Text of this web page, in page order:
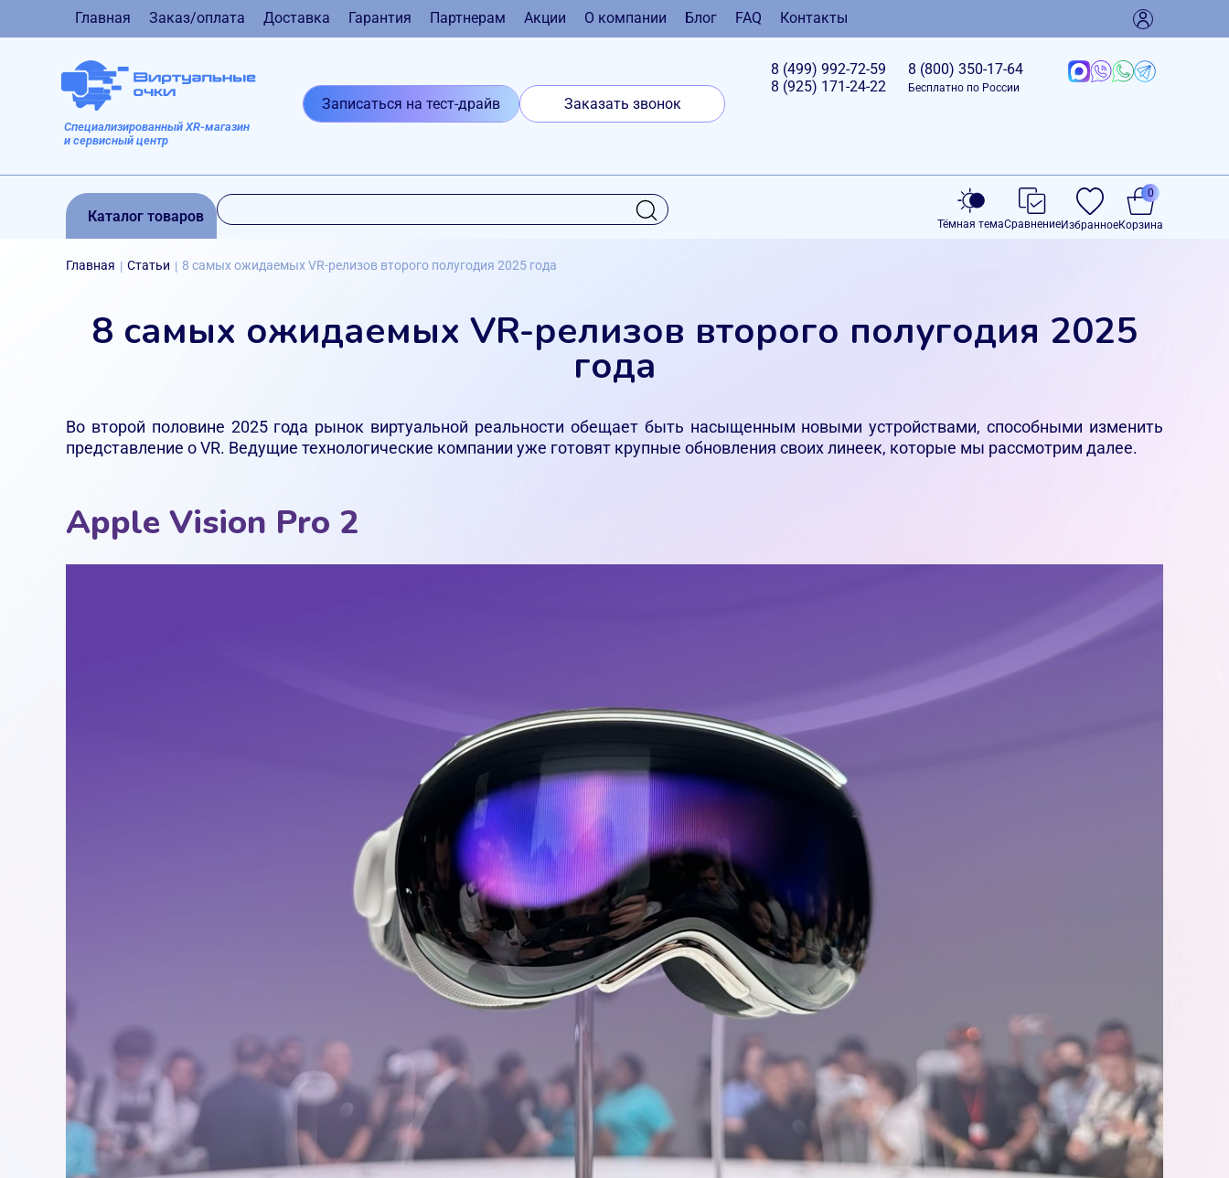
Главная Заказ/оплата Доставка Гарантия Партнерам Акции О компании Блог FAQ Контакты
Специализированный XR-магазин
и сервисный центр
Записаться на тест-драйв Заказать звонок
8 (499) 992-72-59
8 (925) 171-24-22
8 (800) 350-17-64
Бесплатно по России
Каталог товаров Тёмная темаСравнениеИзбранноеКорзина
0
Главная | Статьи | 8 самых ожидаемых VR-релизов второго полугодия 2025 года
8 самых ожидаемых VR-релизов второго полугодия 2025
года
Во второй половине 2025 года рынок виртуальной реальности обещает быть насыщенным новыми устройствами, способными изменить
представление о VR. Ведущие технологические компании уже готовят крупные обновления своих линеек, которые мы рассмотрим далее.
Apple Vision Pro 2